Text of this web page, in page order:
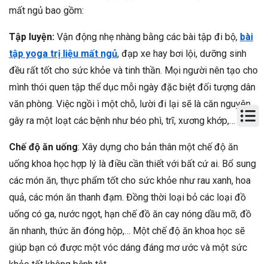
mất ngủ bao gồm:
Tập luyện: Vận động nhẹ nhàng bằng các bài tập đi bộ, bài
tập yoga trị liệu mất ngủ, đạp xe hay bơi lội, dưỡng sinh
đều rất tốt cho sức khỏe và tinh thần. Mọi người nên tạo cho
mình thói quen tập thể dục mỗi ngày đặc biệt đối tượng dân
văn phòng. Việc ngồi ì một chỗ, lười đi lại sẽ là căn nguyên
gây ra một loạt các bệnh như béo phì, trĩ, xương khớp,…
Chế độ ăn uống: Xây dựng cho bản thân một chế độ ăn
uống khoa học hợp lý là điều cần thiết với bất cứ ai. Bổ sung
các món ăn, thực phẩm tốt cho sức khỏe như rau xanh, hoa
quả, các món ăn thanh đạm. Đồng thời loại bỏ các loại đồ
uống có ga, nước ngọt, hạn chế đồ ăn cay nóng dầu mỡ, đồ
ăn nhanh, thức ăn đóng hộp,… Một chế độ ăn khoa học sẽ
giúp bạn có được một vóc dáng đáng mơ ước và một sức